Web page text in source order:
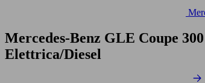
Mercedes-Benz GLE Coupe
Elettrica/Diesel